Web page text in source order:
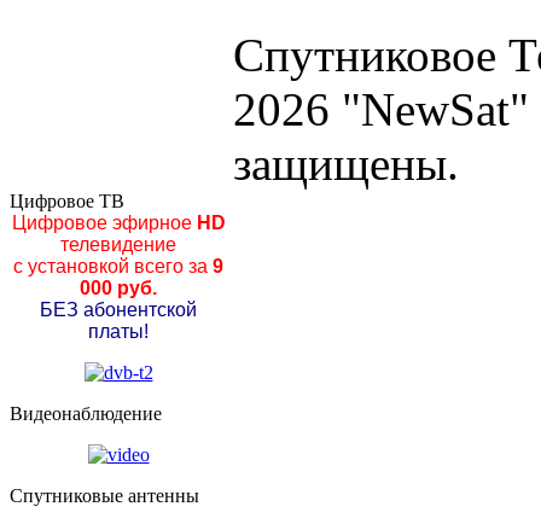
Спутниковое
2026
защищены.
Цифровое ТВ
Цифровое эфирноеHD
телевидение
с установкой всего за 9
000 руб.
БЕЗ абонентской
платы!
Видеонаблюдение
Спутниковые антенны